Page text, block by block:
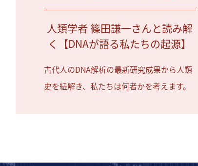
人類学者 篠田謙一さんと読み解
く【DNAが語る私たちの起源】
古代人のDNA解析の最新研究成果から人類
史を紐解き、私たちは何者かを考えます。